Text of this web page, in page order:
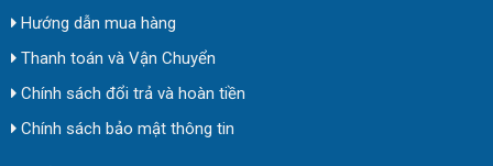
Hướng dẫn mua hàng
Thanh toán và Vận Chuyển
Chính sách đổi trả và hoàn tiền
Chính sách bảo mật thông tin